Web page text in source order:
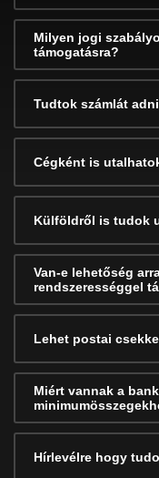
Milyen jogi
támogatásra?
Tudtok számlát
Cégként is
Külföldről is tudok
Van-e lehetőség
rendszerességgel
Lehet postai
Miért vannak a
Hírlevélre hogy